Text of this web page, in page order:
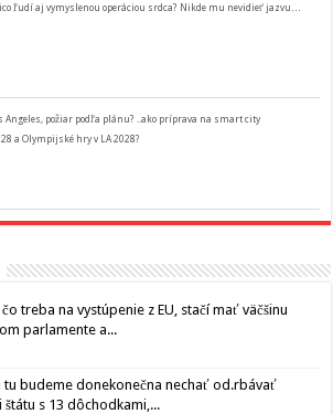
ľudí aj vymyslenou operáciou srdca? Nikde mu nevidieť jazvu…
Angeles, požiar podľa plánu? ..ako príprava na smart city
a Olympijské hry v LA 2028?
treba na vystúpenie z EU, stačí mať väčšinu
parlamente a...
tu budeme donekonečna nechať od.rbávať
štátu s 13 dôchodkami,...